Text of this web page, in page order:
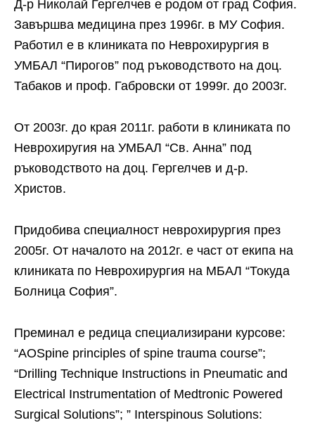
Д-р Николай Гергелчев е родом от град София.
Завършва медицина през 1996г. в МУ София.
Работил е в клиниката по Неврохирургия в
УМБАЛ “Пирогов” под ръководството на доц.
Табаков и проф. Габровски от 1999г. до 2003г.
От 2003г. до края 2011г. работи в клиниката по
Неврохиругия на УМБАЛ “Св. Анна” под
ръководството на доц. Гергелчев и д-р.
Христов.
Придобива специалност неврохирургия през
2005г. От началото на 2012г. е част от екипа на
клиниката по Неврохирургия на МБАЛ “Токуда
Болница София”.
Преминал е редица специализирани курсове:
“AOSpine principles of spine trauma course”;
“Drilling Technique Instructions in Pneumatic and
Electrical Instrumentation of Medtronic Powered
Surgical Solutions”; ” Interspinous Solutions: